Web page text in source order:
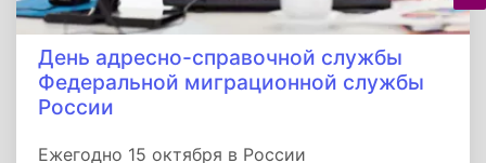
День адресно-справочной службы
Федеральной миграционной службы
России
Ежегодно 15 октября в России